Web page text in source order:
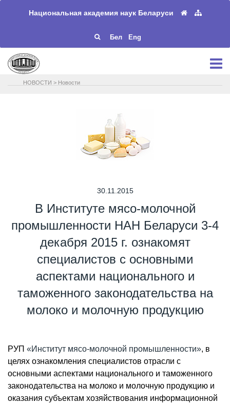
Национальная академия наук Беларуси
Бел Eng
НОВОСТИ > Новости
30.11.2015
В Институте мясо-молочной
промышленности НАН Беларуси 3-4
декабря 2015 г. ознакомят
специалистов с основными
аспектами национального и
таможенного законодательства на
молоко и молочную продукцию
РУП «Институт мясо-молочной промышленности», в
целях ознакомления специалистов отрасли с
основными аспектами национального и таможенного
законодательства на молоко и молочную продукцию и
оказания субъектам хозяйствования информационной